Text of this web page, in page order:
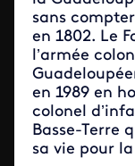
sans
en 1802. Le
l’armée
en 1989 en
colonel
Basse-Terre
sa vie pour